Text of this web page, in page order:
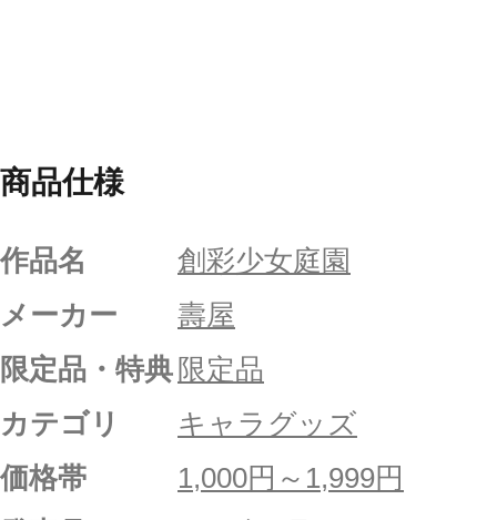
商品仕様
作品名
創彩少女庭園
メーカー
壽屋
限定品・特典 限定品
カテゴリ
キャラグッズ
価格帯
1,000円～1,999円